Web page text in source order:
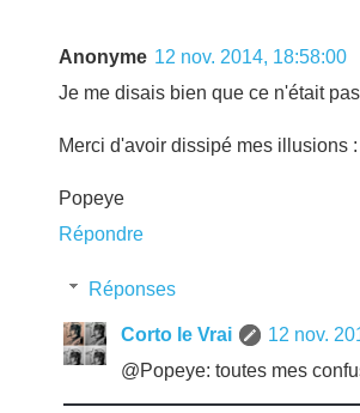
Anonyme 12 nov. 2014, 18:58:00
Je me disais bien que ce n'était
Merci d'avoir dissipé mes illusions
Popeye
Répondre
Réponses
Corto le Vrai
12 nov.
@Popeye: toutes mes